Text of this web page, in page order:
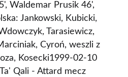
Waldemar Prusik 46',
Jankowski, Kubicki,
Tarasiewicz,
Cyroń, weszli z
Kosecki1999-02-10
Qali - Attard mecz